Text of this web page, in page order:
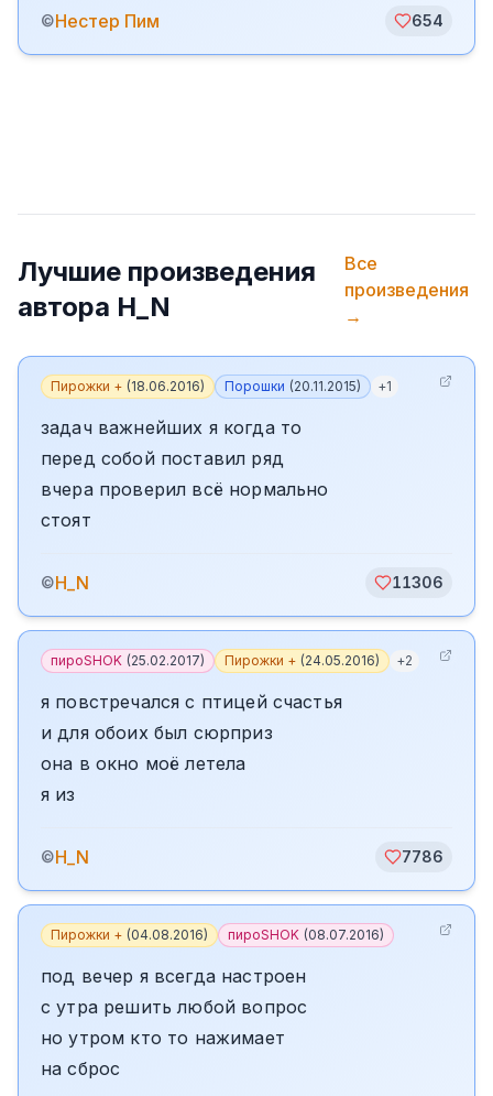
©️Нестер Пим 654
Лучшие произведения
автора H_N
Все
произведения
→
Пирожки + (18.06.2016) Порошки (20.11.2015) +1
задач важнейших я когда то
перед собой поставил ряд
вчера проверил всё нормально
стоят
©H_N 11306
пироSHOK (25.02.2017) Пирожки + (24.05.2016) +2
я повстречался с птицей счастья
и для обоих был сюрприз
она в окно моё летела
я из
©H_N 7786
Пирожки + (04.08.2016) пироSHOK (08.07.2016)
под вечер я всегда настроен
с утра решить любой вопрос
но утром кто то нажимает
на сброс